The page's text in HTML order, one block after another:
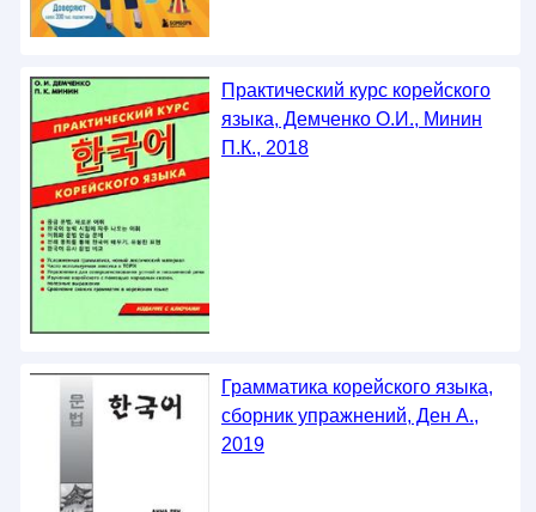
Практический курс корейского
языка, Демченко О.И., Минин
П.К., 2018
Грамматика корейского языка,
сборник упражнений, Ден А.,
2019